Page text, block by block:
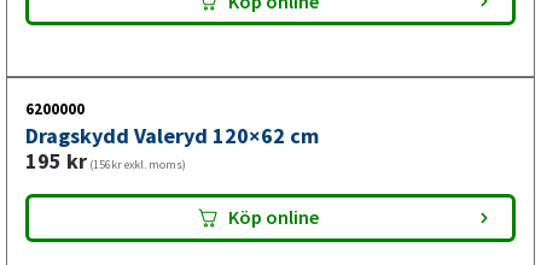
6200000
Dragskydd Valeryd 120×62 cm
195 kr (156kr exkl. moms)
Köp online